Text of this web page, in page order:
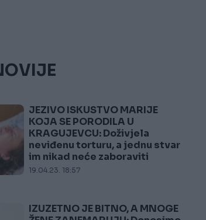
JEZIVO ISKUSTVO MARIJE
KOJA SE PORODILA U
KRAGUJEVCU: Doživjela
neviđenu torturu, a jednu stvar
im nikad neće zaboraviti
19.04.23. 18:57
IZUZETNO JE BITNO, A MNOGE